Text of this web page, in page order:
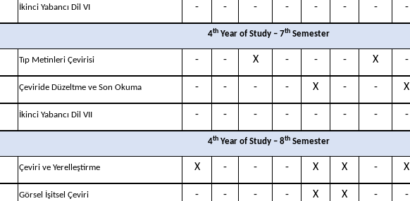
İkinci Yabancı Dil VI - - - - - - - -
4th Year of Study – 7th Semester
Tıp Metinleri Çevirisi - - X - - - X -
Çeviride Düzeltme ve Son Okuma - - - - X - - X
İkinci Yabancı Dil VII - - - - - - - -
4th Year of Study – 8th Semester
Çeviri ve Yerelleştirme X - - - X X - X
Görsel İşitsel Çeviri - - - - X X - -